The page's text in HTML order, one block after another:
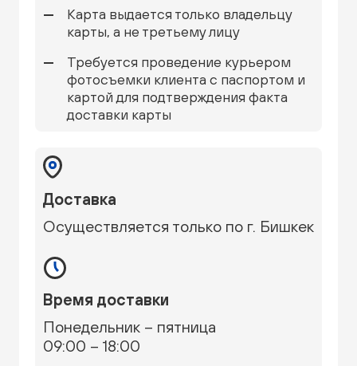
Карта выдается только владельцу
карты, а не третьему лицу
Требуется проведение курьером
фотосъемки клиента с паспортом и
картой для подтверждения факта
доставки карты
Доставка
Осуществляется только по г. Бишкек
Время доставки
Понедельник – пятница
09:00 – 18:00